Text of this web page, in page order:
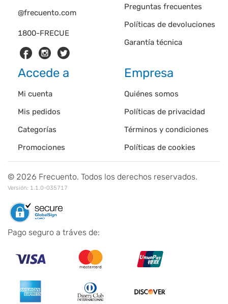
1800-FRECUE
@frecuento.com
Preguntas frecuentes
Políticas de devoluciones
Garantía técnica
Accede a
Mi cuenta
Mis pedidos
Categorías
Promociones
Empresa
Quiénes somos
Políticas de privacidad
Términos y condiciones
Políticas de cookies
© 2026 Frecuento. Todos los derechos reservados.
Versión: 1.1.0-035717
Pago seguro a tráves de: